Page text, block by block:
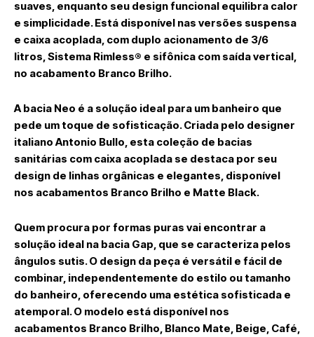
suaves, enquanto seu design funcional equilibra calor
e simplicidade. Está disponível nas versões suspensa
e caixa acoplada, com duplo acionamento de 3/6
litros, Sistema Rimless® e sifônica com saída vertical,
no acabamento Branco Brilho.
A bacia Neo é a solução ideal para um banheiro que
pede um toque de sofisticação. Criada pelo designer
italiano Antonio Bullo , esta coleção de bacias
sanitárias com caixa acoplada se destaca por seu
design de linhas orgânicas e elegantes, disponível
nos acabamentos Branco Brilho e Matte Black.
Quem procura por formas puras vai encontrar a
solução ideal na bacia Gap , que se caracteriza pelos
ângulos sutis. O design da peça é versátil e fácil de
combinar, independentemente do estilo ou tamanho
do banheiro, oferecendo uma estética sofisticada e
atemporal. O modelo está disponível nos
acabamentos Branco Brilho, Blanco Mate, Beige, Café,